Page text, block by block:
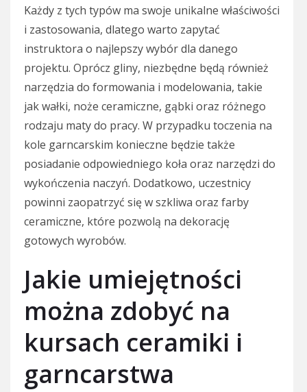
Każdy z tych typów ma swoje unikalne właściwości
i zastosowania, dlatego warto zapytać
instruktora o najlepszy wybór dla danego
projektu. Oprócz gliny, niezbędne będą również
narzędzia do formowania i modelowania, takie
jak wałki, noże ceramiczne, gąbki oraz różnego
rodzaju maty do pracy. W przypadku toczenia na
kole garncarskim konieczne będzie także
posiadanie odpowiedniego koła oraz narzędzi do
wykończenia naczyń. Dodatkowo, uczestnicy
powinni zaopatrzyć się w szkliwa oraz farby
ceramiczne, które pozwolą na dekorację
gotowych wyrobów.
Jakie umiejętności
można zdobyć na
kursach ceramiki i
garncarstwa